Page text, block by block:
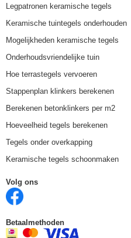
Legpatronen keramische tegels
Keramische tuintegels onderhouden
Mogelijkheden keramische tegels
Onderhoudsvriendelijke tuin
Hoe terrastegels vervoeren
Stappenplan klinkers berekenen
Berekenen betonklinkers per m2
Hoeveelheid tegels berekenen
Tegels onder overkapping
Keramische tegels schoonmaken
Volg ons
Betaalmethoden